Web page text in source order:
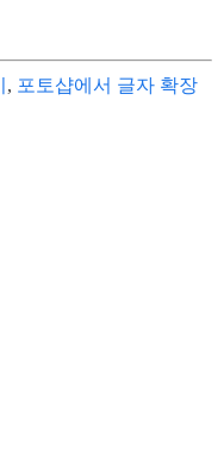
, 포토샵에서 글자 확장